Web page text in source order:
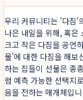
우리 커뮤니티는 '다짐'
나은 내일을 위해, 혹은
크고 작은 다짐을 공언
물'에 대한 다짐을 해보
하는 집들이 선물은 종
럼 예측 가능한 선택지
음을 전하는 매개체입